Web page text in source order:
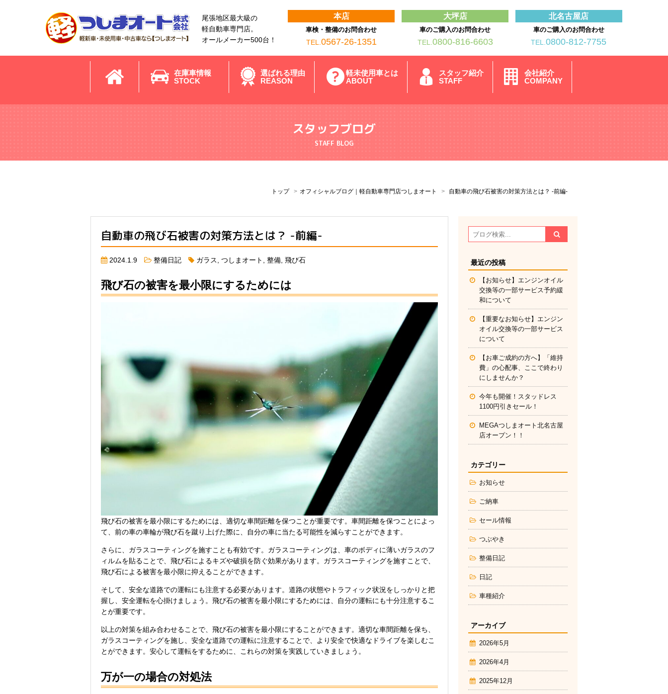
尾張地区最大級の
軽自動車専門店。
オールメーカー500台！
本店
車検・整備のお問合わせ
TEL. 0567-26-1351
大坪店
車のご購入のお問合わせ
TEL. 0800-816-6603
北名古屋店
車のご購入のお問合わせ
TEL.0800-812-7755
在庫車情報
STOCK
選ばれる理由
REASON
軽未使用車とは
ABOUT
スタッフ紹介
STAFF
会社紹介
COMPANY
スタッフブログ
STAFF BLOG
トップ オフィシャルブログ｜軽自動車専門店つしまオート 自動車の飛び石被害の対策方法とは？ -前編-
自動車の飛び石被害の対策方法とは？ -前編-
2024.1.9 整備日記 ガラス つしまオート 整備 飛び石
飛び石の被害を最小限にするためには
飛び石の被害を最小限にするためには、適切な車間距離を保つことが重要です。車間距離を保つことによっ
て、前の車の車輪が飛び石を蹴り上げた際に、自分の車に当たる可能性を減らすことができます。
さらに、ガラスコーティングを施すことも有効です。ガラスコーティングは、車のボディに薄いガラスのフ
ィルムを貼ることで、飛び石によるキズや破損を防ぐ効果があります。ガラスコーティングを施すことで、
飛び石による被害を最小限に抑えることができます。
そして、安全な道路での運転にも注意する必要があります。道路の状態やトラフィック状況をしっかりと把
握し、安全運転を心掛けましょう。飛び石の被害を最小限にするためには、自分の運転にも十分注意するこ
とが重要です。
以上の対策を組み合わせることで、飛び石の被害を最小限にすることができます。適切な車間距離を保ち、
ガラスコーティングを施し、安全な道路での運転に注意することで、より安全で快適なドライブを楽しむこ
とができます。安心して運転をするために、これらの対策を実践していきましょう。
万が一の場合の対処法
最近の投稿
【お知らせ】エンジンオイル
交換等の一部サービス予約緩
和について
【重要なお知らせ】エンジン
オイル交換等の一部サービス
について
【お車ご成約の方へ】「維持
費」の心配事、ここで終わり
にしませんか？
今年も開催！スタッドレス
1100円引きセール！
MEGAつしまオート北名古屋
店オープン！！
カテゴリー
お知らせ
ご納車
セール情報
つぶやき
整備日記
日記
車種紹介
アーカイブ
2026年5月
2026年4月
2025年12月